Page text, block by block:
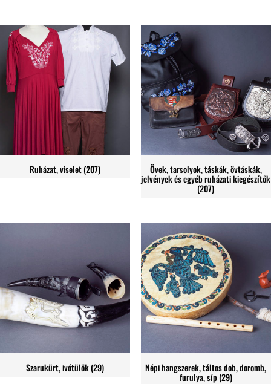
Ruházat, viselet(207) Övek, tarsolyok, táskák, övtáskák,
jelvények és egyéb ruházati kiegészítők
(207)
Szarukürt, ivótülök(29) Népi hangszerek, táltos dob, doromb,
furulya, síp (29)